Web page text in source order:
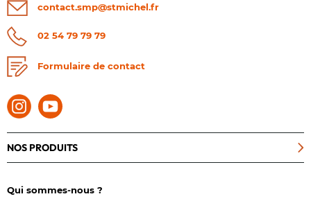
contact.smp@stmichel.fr
02 54 79 79 79
Formulaire de contact
NOS PRODUITS
Qui sommes-nous ?